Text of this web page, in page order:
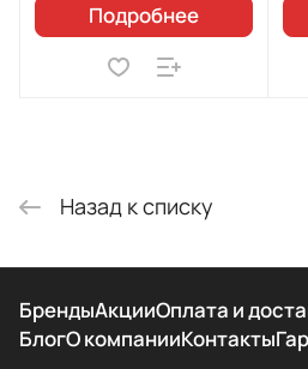
Подробнее
Назад к списку
БрендыАкцииОплата и
БлогО компанииКонтакты